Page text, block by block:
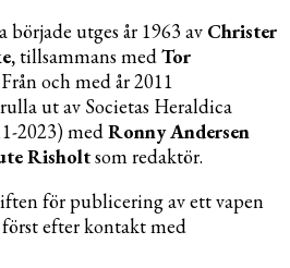
utges år 1963 av Christer
tillsammans medTor
och med år 2011
ut av Societas Heraldica
2023) medRonny Andersen
Risholtsom redaktör.
för publicering av ett vapen
efter kontakt med